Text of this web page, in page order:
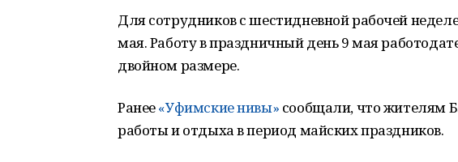
Для сотрудников с шестидневной рабочей
мая. Работу в праздничный день 9 мая
двойном размере.
Ранее«Уфимские нивы» сообщали, что жителям
работы и отдыха в период майских праздников.